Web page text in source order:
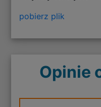
pobierz plik
Opinie